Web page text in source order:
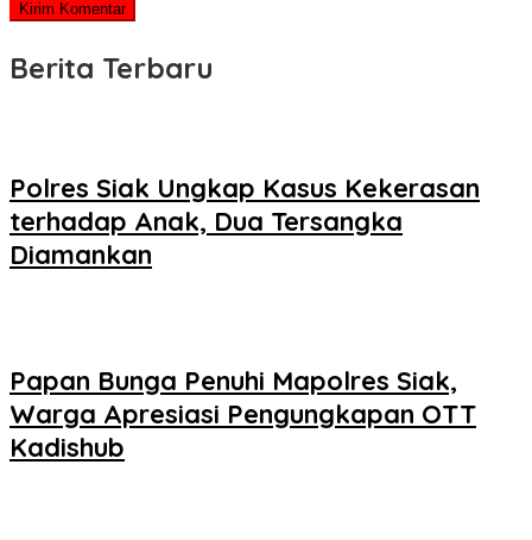
Berita Terbaru
Polres Siak Ungkap Kasus Kekerasan
terhadap Anak, Dua Tersangka
Diamankan
Papan Bunga Penuhi Mapolres Siak,
Warga Apresiasi Pengungkapan OTT
Kadishub